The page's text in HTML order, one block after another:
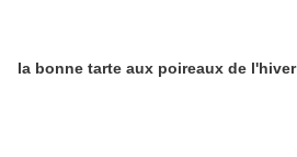
la bonne tarte aux poireaux de l'hiver